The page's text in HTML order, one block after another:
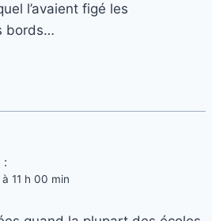
l’avaient figé les
bords…
:
11 h 00 min